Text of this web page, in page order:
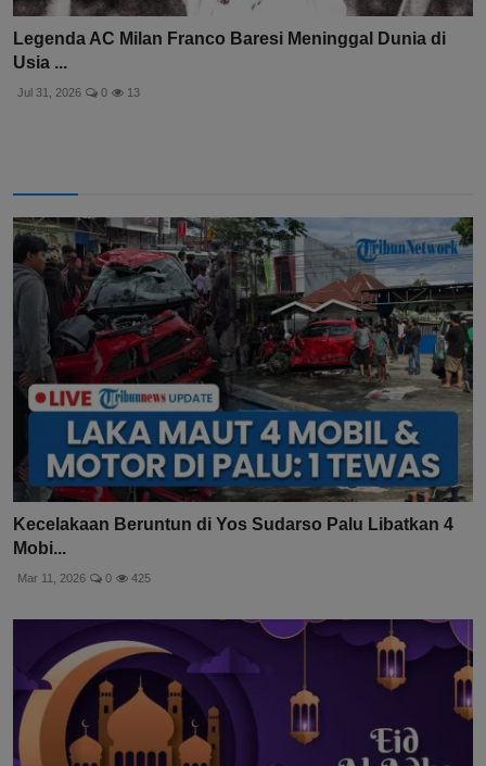
Legenda AC Milan Franco Baresi Meninggal Dunia di
Usia ...
Jul 31, 2026 0 13
Kecelakaan Beruntun di Yos Sudarso Palu Libatkan 4
Mobi...
Mar 11, 2026 0 425